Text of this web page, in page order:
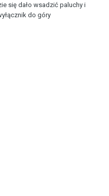
się dało wsadzić paluchy i
do góry